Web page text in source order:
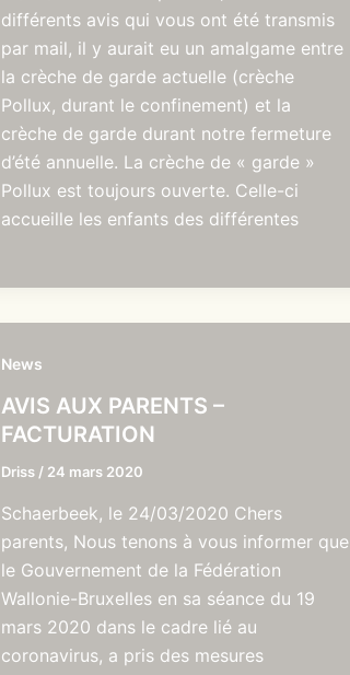
différents avis qui vous ont été transmis
par mail, il y aurait eu un amalgame entre
la crèche de garde actuelle (crèche
Pollux, durant le confinement) et la
crèche de garde durant notre fermeture
d’été annuelle. La crèche de « garde »
Pollux est toujours ouverte. Celle-ci
accueille les enfants des différentes
News
AVIS AUX PARENTS –
FACTURATION
Driss / 24 mars 2020
Schaerbeek, le 24/03/2020 Chers
parents, Nous tenons à vous informer que
le Gouvernement de la Fédération
Wallonie-Bruxelles en sa séance du 19
mars 2020 dans le cadre lié au
coronavirus, a pris des mesures